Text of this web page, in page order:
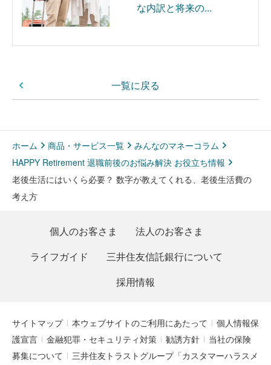
な内訳と将来の...
一覧に戻る
ホーム 商品・サービス一覧
みんなのマネーコラム
HAPPY Retirement 退職前後のお悩み解決 お役立ち情報
老後生活にはいくら必要？ 数字が教えてくれる、老後生活費の
考え方
個人のお客さま
法人のお客さま
ライフガイド
三井住友信託銀行について
採用情報
サイトマップ 本ウェブサイトのご利用にあたって
個人情報保
護宣言
金融犯罪・セキュリティ対策 勧誘方針
当社の保険
募集について
三井住友トラストグループ「カスタマーハラスメ